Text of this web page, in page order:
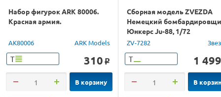
Набор фигурок ARK 80006.
Красная армия.
AK80006 ARK Models
Т 310 o
В корзину
Сборная модель ZVEZDA
Немецкий
Юнкерс Ju-88, 1/72
ZV-7282
Т 1 499
В